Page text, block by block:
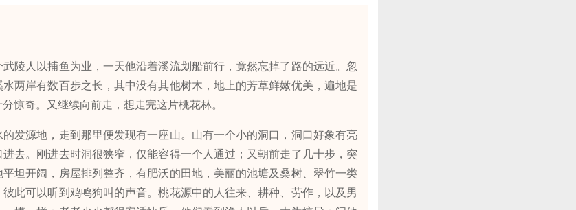
人以捕鱼为业，一天他沿着溪流划船前行，竟然忘掉了路的远近。忽
两岸有数百步之长，其中没有其他树木，地上的芳草鲜嫩优美，遍地是
惊奇。又继续向前走，想走完这片桃花林。
源地，走到那里便发现有一座山。山有一个小的洞口，洞口好象有亮
去。刚进去时洞很狭窄，仅能容得一个人通过；又朝前走了几十步，突
坦开阔，房屋排列整齐，有肥沃的田地，美丽的池塘及桑树、翠竹一类
此可以听到鸡鸣狗叫的声音。桃花源中的人往来、耕种、劳作，以及男